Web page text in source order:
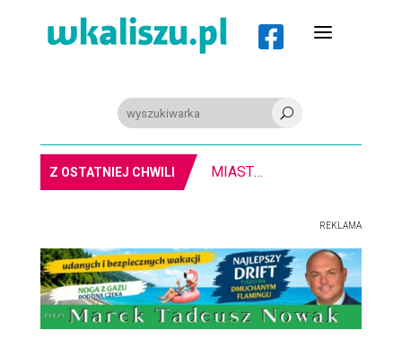
 a
U
Z OSTATNIEJ CHWILI WODZIŃSKI: Kalisz to dla mnie miejsce szczególne
REKLAMA